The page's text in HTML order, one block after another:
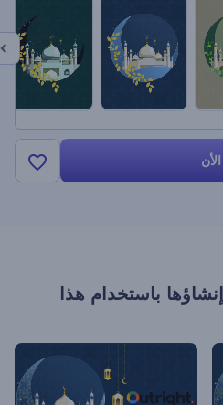
باستخدام هذا